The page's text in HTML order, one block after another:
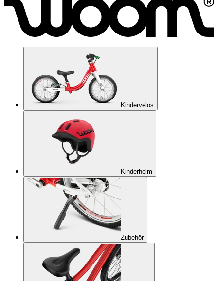
Kindervelos
Kinderhelm
Zubehör